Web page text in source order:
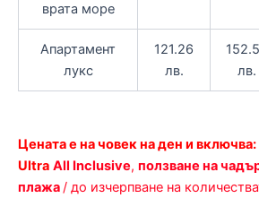
врата море
Апартамент
лукс
121.26
лв.
лв.
Цената е на човек на ден и включва:
Ultra All Inclusive, ползване на
плажа/ до изчерпване на